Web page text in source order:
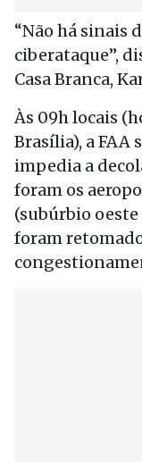
“Não há sinais
ciberataque”,
Casa Branca,
Às 09h locais
Brasília), a FAA
impedia a
foram os
(subúrbio
foram